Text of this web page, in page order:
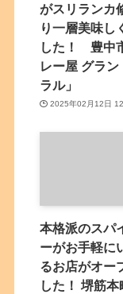
がスリランカ
り一層美味し
した！ 豊中
レー屋 グラン
ラル」
2025年02月12日
本格派のスパ
ーがお手軽に
るお店がオー
した！ 堺筋本